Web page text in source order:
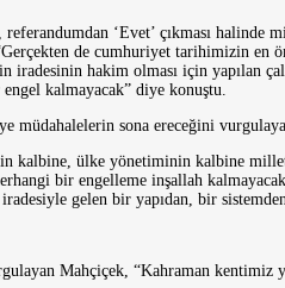
‘Evet’ çıkması halinde
“Gerçekten de cumhuriyet
hakim olması için yapılan
kalmayacak” diye konuştu.
müdahalelerin sona ereceğini
kalbine, ülke yönetiminin kalbine
bir engelleme inşallah
gelen bir yapıdan, bir
Mahçiçek, “Kahraman